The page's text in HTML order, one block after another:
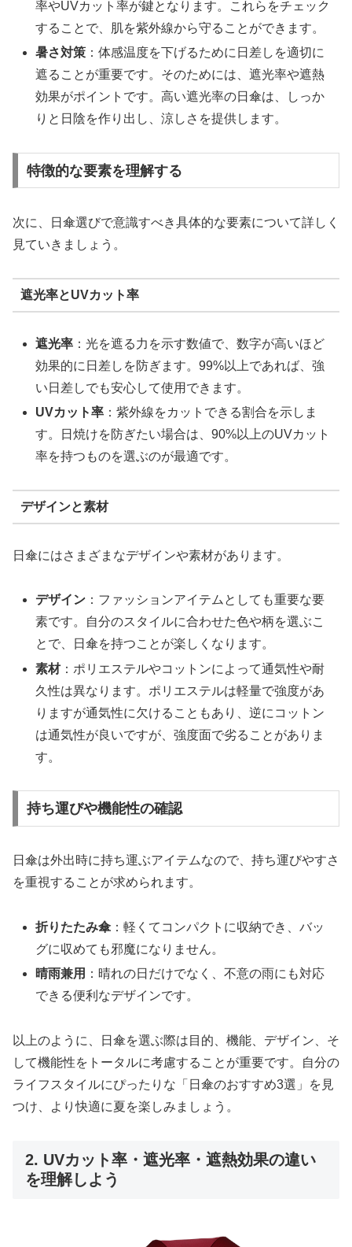
率やUVカット率が鍵となります。これらをチェック
することで、肌を紫外線から守ることができます。
暑さ対策 ：体感温度を下げるために日差しを適切に
遮ることが重要です。そのためには、遮光率や遮熱
効果がポイントです。高い遮光率の日傘は、しっか
りと日陰を作り出し、涼しさを提供します。
特徴的な要素を理解する
次に、日傘選びで意識すべき具体的な要素について詳しく
見ていきましょう。
遮光率とUVカット率
遮光率 ：光を遮る力を示す数値で、数字が高いほど
効果的に日差しを防ぎます。99%以上であれば、強
い日差しでも安心して使用できます。
UVカット率 ：紫外線をカットできる割合を示しま
す。日焼けを防ぎたい場合は、90%以上のUVカット
率を持つものを選ぶのが最適です。
デザインと素材
日傘にはさまざまなデザインや素材があります。
デザイン ：ファッションアイテムとしても重要な要
素です。自分のスタイルに合わせた色や柄を選ぶこ
とで、日傘を持つことが楽しくなります。
素材：ポリエステルやコットンによって通気性や耐
久性は異なります。ポリエステルは軽量で強度があ
りますが通気性に欠けることもあり、逆にコットン
は通気性が良いですが、強度面で劣ることがありま
す。
持ち運びや機能性の確認
日傘は外出時に持ち運ぶアイテムなので、持ち運びやすさ
を重視することが求められます。
折りたたみ傘：軽くてコンパクトに収納でき、バッ
グに収めても邪魔になりません。
晴雨兼用 ：晴れの日だけでなく、不意の雨にも対応
できる便利なデザインです。
以上のように、日傘を選ぶ際は目的、機能、デザイン、そ
して機能性をトータルに考慮することが重要です。自分の
ライフスタイルにぴったりな「日傘のおすすめ3選」を見
つけ、より快適に夏を楽しみましょう。
2. UVカット率・遮光率・遮熱効果の違い
を理解しよう